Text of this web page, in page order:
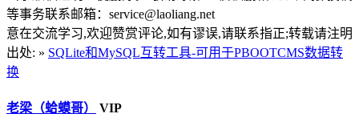
等事务联系邮箱：service@laoliang.net
意在交流学习,欢迎赞赏评论,如有谬误,请联系指正;转载请注明
出处: » SQLite和MySQL互转工具-可用于PBOOTCMS数据转
换
老梁（蛤蟆哥） VIP